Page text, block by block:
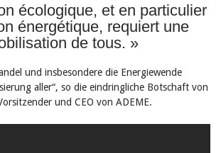
écologique, et en particulier
énergétique, requiert une
de tous. »
und insbesondere die Energiewende
aller“, so die eindringliche Botschaft von
und CEO von ADEME.